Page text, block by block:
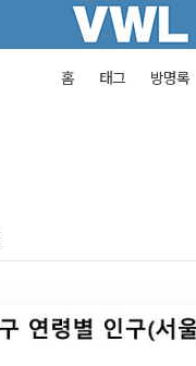
홈 태그 방명록